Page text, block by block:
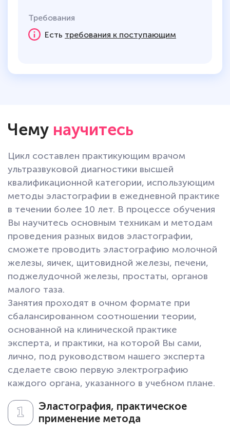
Требования
Есть требования к поступающим
Чему научитесь
Цикл составлен практикующим врачом
ультразвуковой диагностики высшей
квалификационной категории, использующим
методы эластографии в ежедневной практике
в течении более 10 лет. В процессе обучения
Вы научитесь основным техникам и методам
проведения разных видов эластографии,
сможете проводить эластографию молочной
железы, яичек, щитовидной железы, печени,
поджелудочной железы, простаты, органов
малого таза.
Занятия проходят в очном формате при
сбалансированном соотношении теории,
основанной на клинической практике
эксперта, и практики, на которой Вы сами,
лично, под руководством нашего эксперта
сделаете свою первую электрографию
каждого органа, указанного в учебном плане.
Эластография, практическое
применение метода